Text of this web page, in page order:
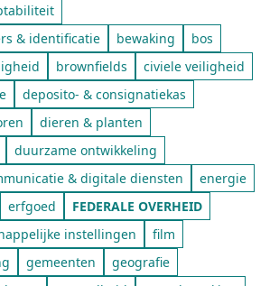
& identificatie
bewaking
bos
brownfields
civiele veiligheid
deposito- & consignatiekas
dieren & planten
duurzame ontwikkeling
& digitale diensten
energie
erfgoed
FEDERALE OVERHEID
instellingen
film
gemeenten
geografie